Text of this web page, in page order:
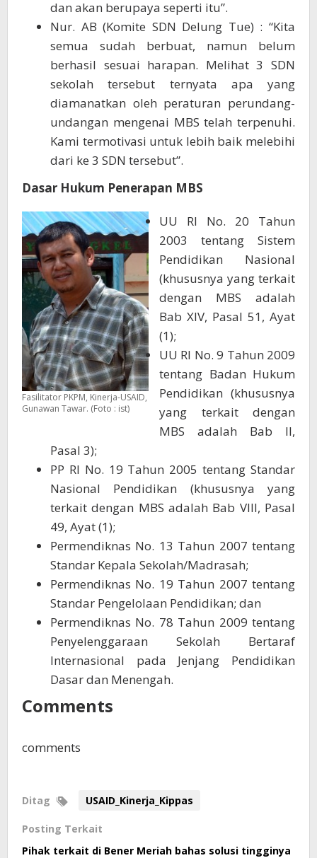
dan akan berupaya seperti itu”.
Nur. AB (Komite SDN Delung Tue) : “Kita
semua sudah berbuat, namun belum
berhasil sesuai harapan. Melihat 3 SDN
sekolah tersebut ternyata apa yang
diamanatkan oleh peraturan perundang-
undangan mengenai MBS telah terpenuhi.
Kami termotivasi untuk lebih baik melebihi
dari ke 3 SDN tersebut”.
Dasar Hukum Penerapan MBS
Fasilitator PKPM, Kinerja-USAID,
Gunawan Tawar. (Foto : ist)
UU RI No. 20 Tahun
2003 tentang Sistem
Pendidikan Nasional
(khususnya yang terkait
dengan MBS adalah
Bab XIV, Pasal 51, Ayat
(1);
UU RI No. 9 Tahun 2009
tentang Badan Hukum
Pendidikan (khususnya
yang terkait dengan
MBS adalah Bab II,
Pasal 3);
PP RI No. 19 Tahun 2005 tentang Standar
Nasional Pendidikan (khususnya yang
terkait dengan MBS adalah Bab VIII, Pasal
49, Ayat (1);
Permendiknas No. 13 Tahun 2007 tentang
Standar Kepala Sekolah/Madrasah;
Permendiknas No. 19 Tahun 2007 tentang
Standar Pengelolaan Pendidikan; dan
Permendiknas No. 78 Tahun 2009 tentang
Penyelenggaraan Sekolah Bertaraf
Internasional pada Jenjang Pendidikan
Dasar dan Menengah.
Comments
comments
Ditag USAID_Kinerja_Kippas
Posting Terkait
Pihak terkait di Bener Meriah bahas solusi tingginya